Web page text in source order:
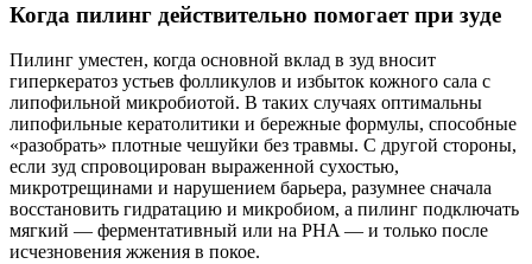
Когда пилинг действительно помогает при зуде
Пилинг уместен, когда основной вклад в зуд вносит
гиперкератоз устьев фолликулов и избыток кожного сала с
липофильной микробиотой. В таких случаях оптимальны
липофильные кератолитики и бережные формулы, способные
«разобрать» плотные чешуйки без травмы. С другой стороны,
если зуд спровоцирован выраженной сухостью,
микротрещинами и нарушением барьера, разумнее сначала
восстановить гидратацию и микробиом, а пилинг подключать
мягкий — ферментативный или на PHA — и только после
исчезновения жжения в покое.